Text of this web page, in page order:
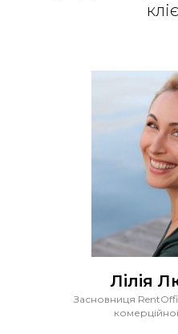
Лілія
Засновниця